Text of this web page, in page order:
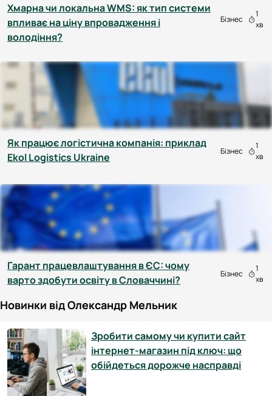
Хмарна чи локальна WMS: як тип системи
впливає на ціну впровадження і
володіння?
Бізнес
1
хв
Як працює логістична компанія: приклад
Ekol Logistics Ukraine
Бізнес
1
хв
Гарант працевлаштування в ЄС: чому
варто здобути освіту в Словаччині?
Бізнес
1
хв
Новинки від Олександр Мельник
Зробити самому чи купити сайт
інтернет-магазин під ключ: що
обійдеться дорожче насправді